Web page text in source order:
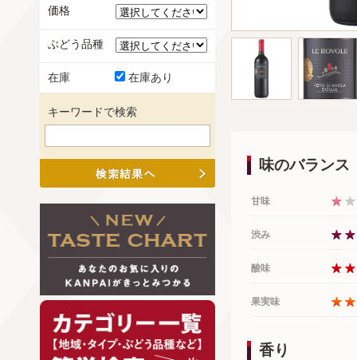
味のバランス
甘味
渋み
酸味
果実味
香り
価格
ぶどう品種
在庫 在庫あり
キーワードで検索